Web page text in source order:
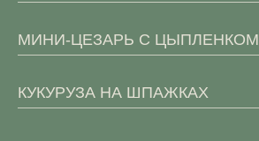
МИНИ-ЦЕЗАРЬ С ЦЫПЛЕНКОМ
КУКУРУЗА НА ШПАЖКАХ